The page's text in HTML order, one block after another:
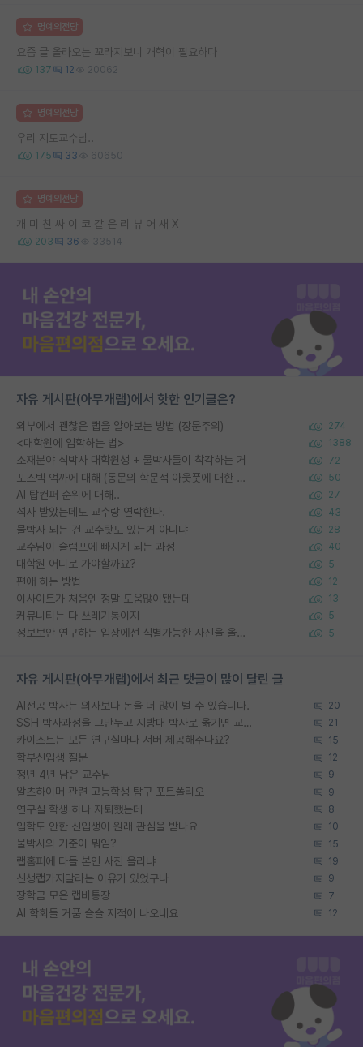
명예의전당
요즘 글 올라오는 꼬라지보니 개혁이 필요하다
137 12 20062
명예의전당
우리 지도교수님..
175 33 60650
명예의전당
개 미 친 싸 이 코 같 은 리 뷰 어 새 X
203 36 33514
자유 게시판(아무개랩)에서 핫한 인기글은?
외부에서 괜찮은 랩을 알아보는 방법 (장문주의) 274
<대학원에 입학하는 법> 1388
소재분야 석박사 대학원생 + 물박사들이 착각하는 거 72
포스텍 억까에 대해 (동문의 학문적 아웃풋에 대한 반박) 50
AI 탑컨퍼 순위에 대해.. 27
석사 받았는데도 교수랑 연락한다. 43
물박사 되는 건 교수탓도 있는거 아니냐 28
교수님이 슬럼프에 빠지게 되는 과정 40
대학원 어디로 가야할까요? 5
편애 하는 방법 12
이사이트가 처음엔 정말 도움많이됐는데 13
커뮤니티는 다 쓰레기통이지 5
정보보안 연구하는 입장에선 식별가능한 사진을 올리는건 비추이긴함 5
자유 게시판(아무개랩)에서 최근 댓글이 많이 달린 글
AI전공 박사는 의사보다 돈을 더 많이 벌 수 있습니다. 20
SSH 박사과정을 그만두고 지방대 박사로 옮기면 교수의 꿈은 끝일까요? 21
카이스트는 모든 연구실마다 서버 제공해주나요? 15
학부신입생 질문 12
정년 4년 남은 교수님 9
알츠하이머 관련 고등학생 탐구 포트폴리오 9
연구실 학생 하나 자퇴했는데 8
입학도 안한 신입생이 원래 관심을 받나요 10
물박사의 기준이 뭐임? 15
랩홈피에 다들 본인 사진 올리냐 19
신생랩가지말라는 이유가 있었구나 9
장학금 모은 랩비통장 7
AI 학회들 거품 슬슬 지적이 나오네요 12